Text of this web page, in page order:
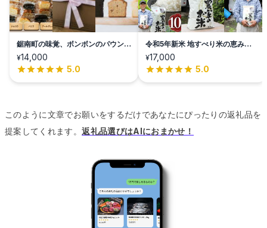
鋸南町の味覚、ボンボンのパウンド
ケーキ詰合せ
¥14,000
5.0
令和5年新米 地すべり米の恵み
10kg
¥17,000
5.0
このように文章でお願いをするだけであなたにぴったりの返礼品を
提案してくれます。返礼品選びはAIにおまかせ！